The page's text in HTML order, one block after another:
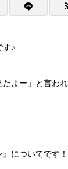
す♪
たよー」と言わ
についてです！